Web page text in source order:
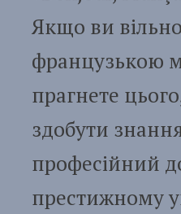
Якщо ви
французькою
прагнете
здобути
професійний
престижному